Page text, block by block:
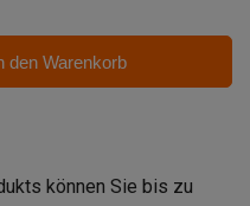
den Warenkorb
können Sie bis zu